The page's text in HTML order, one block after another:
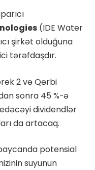
(IDE Water
şirkət olduğuna
tərəfdaşdır.
2 və Qərbi
sonra 45 %-ə
dividendlər
da artacaq.
potensial
suyunun